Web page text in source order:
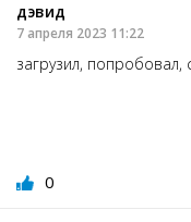
дэвид
7 апреля 2023 11:22
загрузил, попробовал,
0